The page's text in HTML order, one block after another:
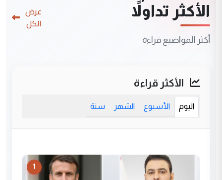
الأكثر تداولاً
أكثر المواضيع قراءة
عرض
الكل
الأكثر قراءة
اليوم الأسبوع الشهر سنة
1